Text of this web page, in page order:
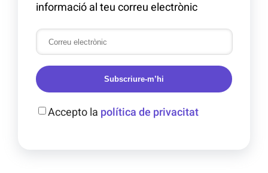
informació al teu correu electrònic
Subscriure-m’hi
Accepto la política de privacitat